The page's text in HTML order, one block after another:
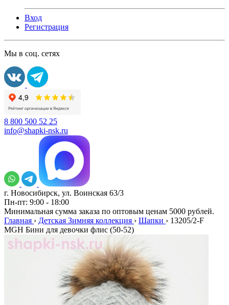
Вход
Регистрация
Мы в соц. сетях
8 800 500 52 25
info@shapki-nsk.ru
г. Новосибирск, ул. Воинская 63/3
Пн-пт: 9:00 - 18:00
Минимальная сумма заказа по оптовым ценам 5000 рублей.
Главная › Детская Зимняя коллекция › Шапки › 13205/2-F
MGH Бини для девочки флис (50-52)